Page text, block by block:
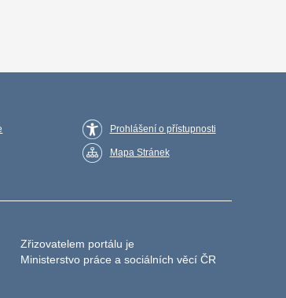
Prohlášení o přístupnosti
Mapa Stránek
Zřizovatelem portálu je
Ministerstvo práce a sociálních věcí ČR